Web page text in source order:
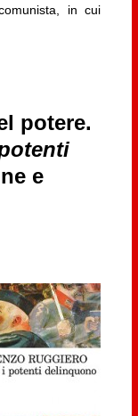
in cui
potere.
e